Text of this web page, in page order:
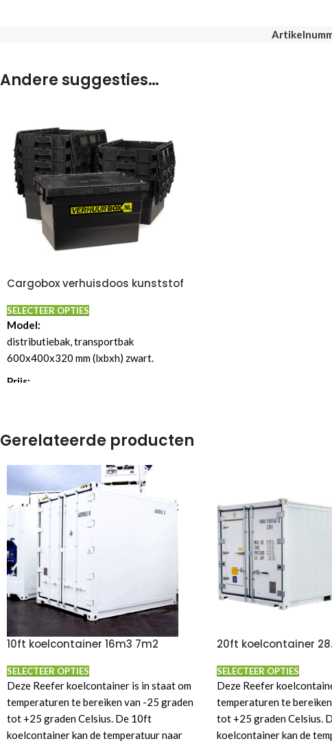
Andere suggesties…
Cargobox verhuisdoos kunststof
SELECTEER OPTIES
Model:
distributiebak, transportbak
600x400x320 mm (lxbxh) zwart.
Prijs:
garantie*)
Koop € 17,50 ex btw
Schoonste keus!Volledig recyclebaar
(recyclingcode 05) en daardoor een
duurzaam alternatief voor bijvoorbeeld
kartonnen dozen! 😉
Gerelateerde producten
10ft koelcontainer 16m3 7m2
SELECTEER OPTIES
Deze Reefer koelcontainer is in staat om
temperaturen te bereiken van -25 graden
tot +25 graden Celsius. De 10ft
koelcontainer kan de temperatuur naar
20ft koelcontainer
SELECTEER OPTIES
Deze Reefer
temperaturen te
tot +25 graden Celsius.
koelcontainer kan de